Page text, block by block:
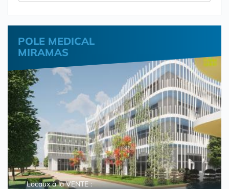
POLE MEDICAL
MIRAMAS
Locaux à la VENTE :